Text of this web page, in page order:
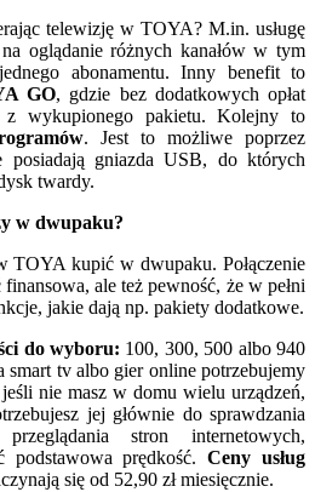
telewizję w TOYA? M.in. usługę
oglądanie różnych kanałów w tym
abonamentu. Inny benefit to
GO, gdzie bez dodatkowych opłat
z wykupionego pakietu. Kolejny to
. Jest to możliwe poprzez
gniazda USB, do których
twardy.
w dwupaku?
TOYA kupić w dwupaku. Połączenie
ale też pewność, że w pełni
jakie dają np. pakiety dodatkowe.
do wyboru: 100, 300, 500 albo 940
smart tv albo gier online potrzebujemy
nie masz w domu wielu urządzeń,
jej głównie do sprawdzania
stron internetowych,
podstawowa prędkość.Ceny usług
się od 52,90 zł miesięcznie.